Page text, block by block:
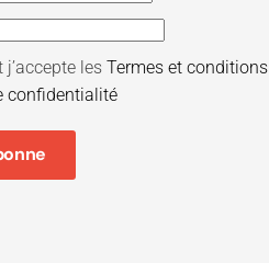
j’accepte lesTermes et conditions
confidentialité